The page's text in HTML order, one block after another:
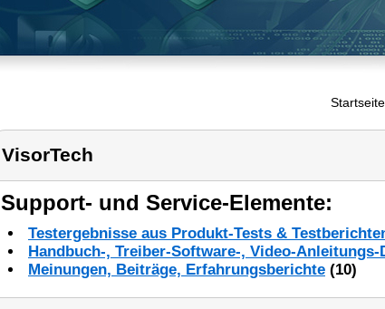
Startseite
VisorTech
Support- und Service-Elemente:
Testergebnisse aus Produkt-Tests &
Handbuch-, Treiber-Software-, Video-Anleitungs-
Meinungen, Beiträge, Erfahrungsberichte (10)